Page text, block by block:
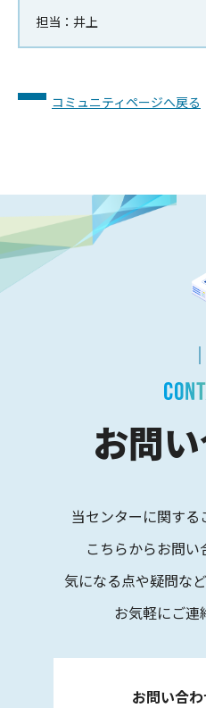
担当： 井上
コミュニティページへ戻る
お問
当センターに関する
こちらからお問い
気になる点や疑問な
お気軽にご連
お問い合